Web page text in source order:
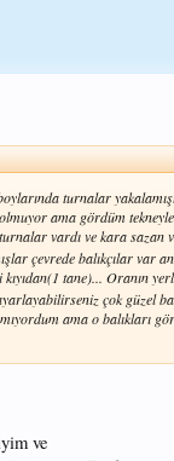
turnalar
ama gördüm
vardı ve kara sazan
çevrede balıkçılar var
kıyıdan(1 tane)... Oranın
çok güzel
ama o balıkları
ve